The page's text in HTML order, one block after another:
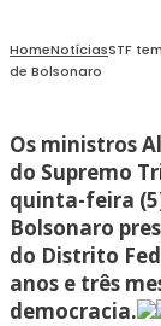
HomeNotíciasSTF
de Bolsonaro
Os ministros
do Supremo
quinta-feira
Bolsonaro
do Distrito
anos e três
democracia.